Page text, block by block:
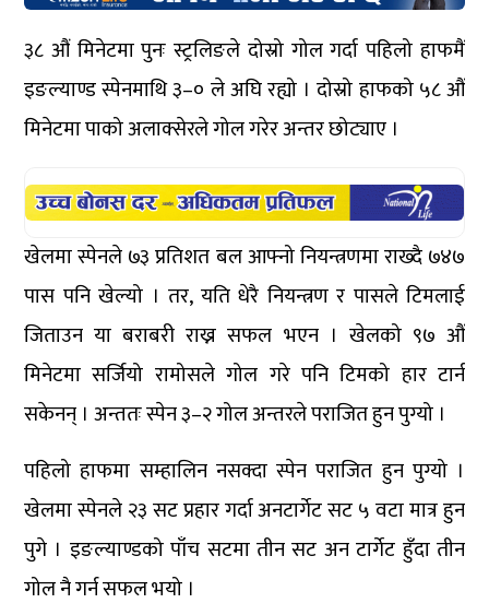
३८ औं मिनेटमा पुनः स्ट्रलिङले दोस्रो गोल गर्दा पहिलो हाफमैं
इङल्याण्ड स्पेनमाथि ३–० ले अघि रह्यो । दोस्रो हाफको ५८ औं
मिनेटमा पाको अलाक्सेरले गोल गरेर अन्तर छोट्याए ।
खेलमा स्पेनले ७३ प्रतिशत बल आफ्नो नियन्त्रणमा राख्दै ७४७
पास पनि खेल्यो । तर, यति धेरै नियन्त्रण र पासले टिमलाई
जिताउन या बराबरी राख्न सफल भएन । खेलको ९७ औं
मिनेटमा सर्जियो रामोसले गोल गरे पनि टिमको हार टार्न
सकेनन् । अन्ततः स्पेन ३–२ गोल अन्तरले पराजित हुन पुग्यो ।
पहिलो हाफमा सम्हालिन नसक्दा स्पेन पराजित हुन पुग्यो ।
खेलमा स्पेनले २३ सट प्रहार गर्दा अनटार्गेट सट ५ वटा मात्र हुन
पुगे । इङल्याण्डको पाँच सटमा तीन सट अन टार्गेट हुँदा तीन
गोल नै गर्न सफल भयो ।